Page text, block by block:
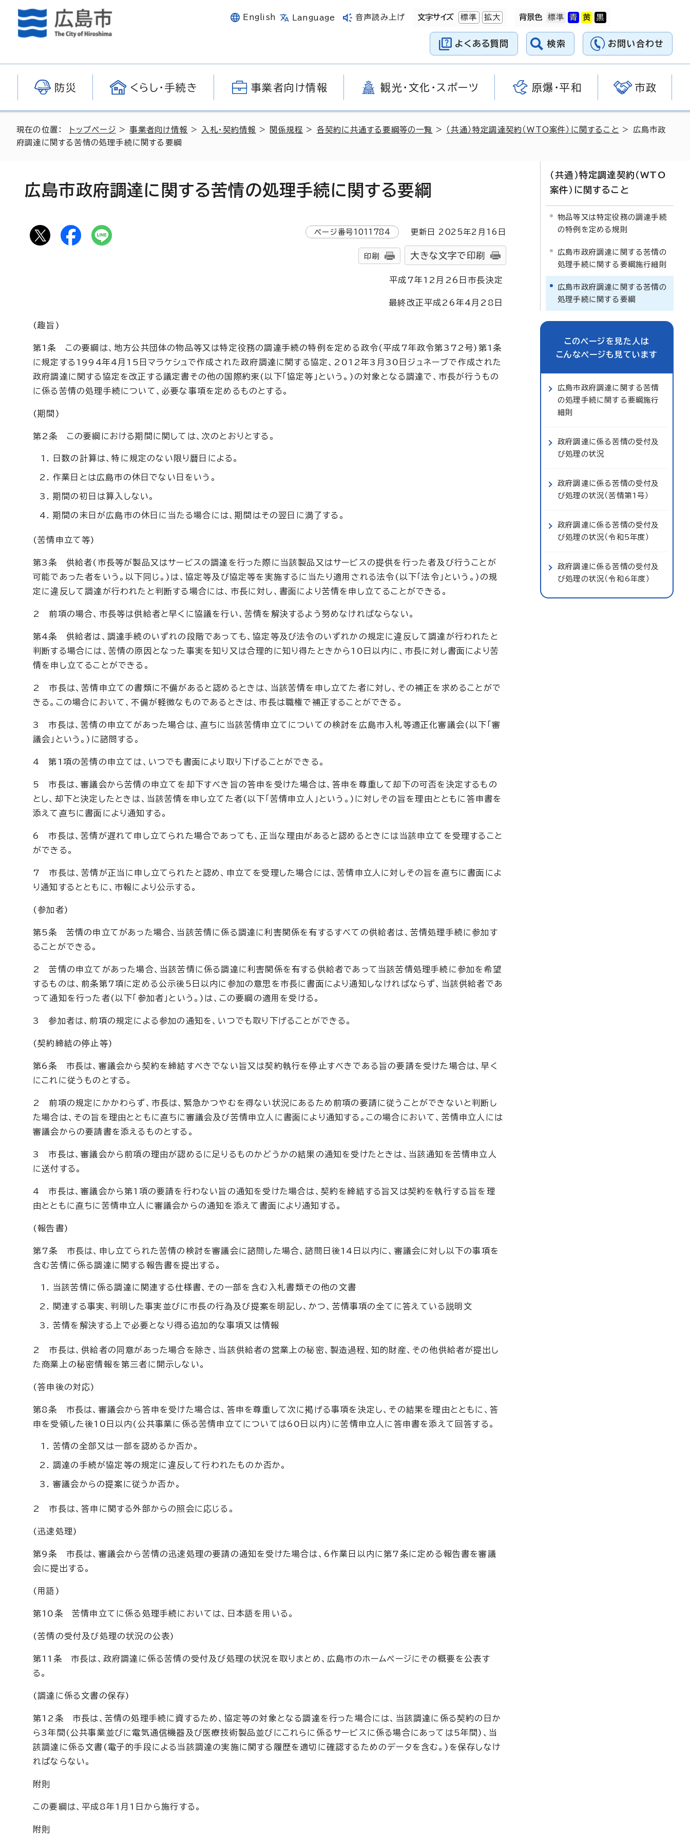
English Language 音声読み上げ 文字サイズ 標準 拡大 背景色
よくある質問 検索 お問い合わせ
防災 くらし・手続き 事業者向け情報 観光・文化・スポーツ 原爆・平和 市政
現在の位置： トップページ >事業者向け情報 > 入札・契約情報 > 関係規程 > 各契約に共通する要綱等の一覧 > （共通）特定調達契約（WTO案件）に関すること > 広島市政
府調達に関する苦情の処理手続に関する要綱
広島市政府調達に関する苦情の処理手続に関する要綱
ページ番号1011784 更新日 2025年2月 16 日
印刷 大きな文字で印刷
平成7年12月26日市長決定
最終改正平成26年4月28日
(趣旨)
第1条 この要綱は、地方公共団体の物品等又は特定役務の調達手続の特例を定める政令(平成7年政令第372号)第1条
に規定する1994年4月15日マラケシュで作成された政府調達に関する協定、2012年3月30日ジュネーブで作成された
政府調達に関する協定を改正する議定書その他の国際約束(以下「協定等」という。)の対象となる調達で、市長が行うもの
に係る苦情の処理手続について、必要な事項を定めるものとする。
(期間)
第2条 この要綱における期間に関しては、次のとおりとする。
日数の計算は、特に規定のない限り暦日による。
作業日とは広島市の休日でない日をいう。
期間の初日は算入しない。
期間の末日が広島市の休日に当たる場合には、期間はその翌日に満了する。
(苦情申立て等)
第3条 供給者(市長等が製品又はサービスの調達を行った際に当該製品又はサービスの提供を行った者及び行うことが
可能であった者をいう。以下同じ。)は、協定等及び協定等を実施するに当たり適用される法令(以下「法令」という。)の規
定に違反して調達が行われたと判断する場合には、市長に対し、書面により苦情を申し立てることができる。
2 前項の場合、市長等は供給者と早くに協議を行い、苦情を解決するよう努めなければならない。
第4条 供給者は、調達手続のいずれの段階であっても、協定等及び法令のいずれかの規定に違反して調達が行われたと
判断する場合には、苦情の原因となった事実を知り又は合理的に知り得たときから10日以内に、市長に対し書面により苦
情を申し立てることができる。
2 市長は、苦情申立ての書類に不備があると認めるときは、当該苦情を申し立てた者に対し、その補正を求めることがで
きる。この場合において、不備が軽微なものであるときは、市長は職権で補正することができる。
3 市長は、苦情の申立てがあった場合は、直ちに当該苦情申立てについての検討を広島市入札等適正化審議会(以下「審
議会」という。)に諮問する。
4 第1項の苦情の申立ては、いつでも書面により取り下げることができる。
5 市長は、審議会から苦情の申立てを却下すべき旨の答申を受けた場合は、答申を尊重して却下の可否を決定するもの
とし、却下と決定したときは、当該苦情を申し立てた者(以下「苦情申立人」という。)に対しその旨を理由とともに答申書を
添えて直ちに書面により通知する。
6 市長は、苦情が遅れて申し立てられた場合であっても、正当な理由があると認めるときには当該申立てを受理すること
ができる。
7 市長は、苦情が正当に申し立てられたと認め、申立てを受理した場合には、苦情申立人に対しその旨を直ちに書面によ
り通知するとともに、市報により公示する。
(参加者)
第5条 苦情の申立てがあった場合、当該苦情に係る調達に利害関係を有するすべての供給者は、苦情処理手続に参加す
ることができる。
2 苦情の申立てがあった場合、当該苦情に係る調達に利害関係を有する供給者であって当該苦情処理手続に参加を希望
するものは、前条第7項に定める公示後5日以内に参加の意思を市長に書面により通知しなければならず、当該供給者であ
って通知を行った者(以下「参加者」という。)は、この要綱の適用を受ける。
3 参加者は、前項の規定による参加の通知を、いつでも取り下げることができる。
(契約締結の停止等)
第6条 市長は、審議会から契約を締結すべきでない旨又は契約執行を停止すべきである旨の要請を受けた場合は、早く
にこれに従うものとする。
2 前項の規定にかかわらず、市長は、緊急かつやむを得ない状況にあるため前項の要請に従うことができないと判断し
た場合は、その旨を理由とともに直ちに審議会及び苦情申立人に書面により通知する。この場合において、苦情申立人には
審議会からの要請書を添えるものとする。
3 市長は、審議会から前項の理由が認めるに足りるものかどうかの結果の通知を受けたときは、当該通知を苦情申立人
に送付する。
4 市長は、審議会から第1項の要請を行わない旨の通知を受けた場合は、契約を締結する旨又は契約を執行する旨を理
由とともに直ちに苦情申立人に審議会からの通知を添えて書面により通知する。
(報告書)
第7条 市長は、申し立てられた苦情の検討を審議会に諮問した場合、諮問日後14日以内に、審議会に対し以下の事項を
含む苦情に係る調達に関する報告書を提出する。
当該苦情に係る調達に関連する仕様書、その一部を含む入札書類その他の文書
関連する事実、判明した事実並びに市長の行為及び提案を明記し、かつ、苦情事項の全てに答えている説明文
苦情を解決する上で必要となり得る追加的な事項又は情報
2 市長は、供給者の同意があった場合を除き、当該供給者の営業上の秘密、製造過程、知的財産、その他供給者が提出し
た商業上の秘密情報を第三者に開示しない。
(答申後の対応)
第8条 市長は、審議会から答申を受けた場合は、答申を尊重して次に掲げる事項を決定し、その結果を理由とともに、答
申を受領した後10日以内(公共事業に係る苦情申立てについては60日以内)に苦情申立人に答申書を添えて回答する。
苦情の全部又は一部を認めるか否か。
調達の手続が協定等の規定に違反して行われたものか否か。
審議会からの提案に従うか否か。
2 市長は、答申に関する外部からの照会に応じる。
(迅速処理)
第9条 市長は、審議会から苦情の迅速処理の要請の通知を受けた場合は、6作業日以内に第7条に定める報告書を審議
会に提出する。
(用語)
第10条 苦情申立てに係る処理手続においては、日本語を用いる。
(苦情の受付及び処理の状況の公表)
第11条 市長は、政府調達に係る苦情の受付及び処理の状況を取りまとめ、広島市のホームページにその概要を公表す
る。
(調達に係る文書の保存)
第12条 市長は、苦情の処理手続に資するため、協定等の対象となる調達を行った場合には、当該調達に係る契約の日か
ら3年間(公共事業並びに電気通信機器及び医療技術製品並びにこれらに係るサービスに係る場合にあっては5年間)、当
該調達に係る文書(電子的手段による当該調達の実施に関する履歴を適切に確認するためのデータを含む。)を保存しなけ
ればならない。
附則
この要綱は、平成8年1月1日から施行する。
附則
（共通）特定調達契約（WTO
案件）に関すること
物品等又は特定役務の調達手続
の特例を定める規則
広島市政府調達に関する苦情の
処理手続に関する要綱施行細則
広島市政府調達に関する苦情の
処理手続に関する要綱
このページを見た人は
こんなページも見ています
広島市政府調達に関する苦情
の処理手続に関する要綱施行
細則
政府調達に係る苦情の受付及
び処理の状況
政府調達に係る苦情の受付及
び処理の状況（苦情第1号）
政府調達に係る苦情の受付及
び処理の状況（令和5年度）
政府調達に係る苦情の受付及
び処理の状況（令和6年度）